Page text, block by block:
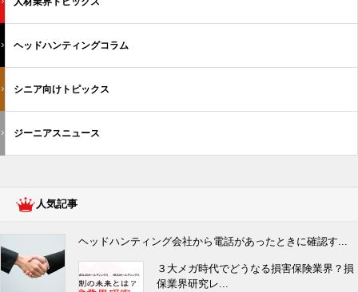
ヘッドハンティングコラム
シニア向けトピックス
ジーニアスニュース
人気記事
ヘッドハンティング会社から電話があったときに確認す...
３大メガ時代でどうなる損害保険業界？損
保業界研究レ...